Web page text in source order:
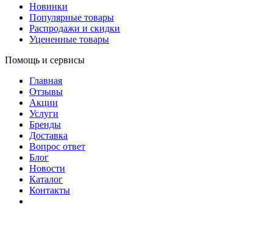
Новинки
Популярные товары
Распродажи и скидки
Уцененные товары
Помощь и сервисы
Главная
Отзывы
Акции
Услуги
Бренды
Доставка
Вопрос ответ
Блог
Новости
Каталог
Контакты